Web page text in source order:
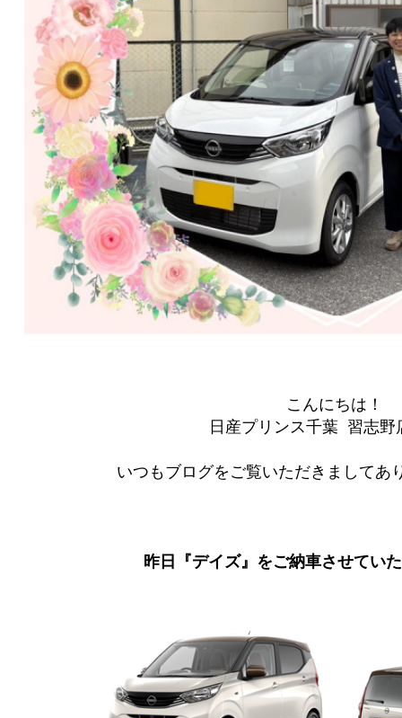
こんにちは！
日産プリンス千葉 習志野
いつもブログをご覧いただきましてあ
昨日『デイズ』をご納車させてい